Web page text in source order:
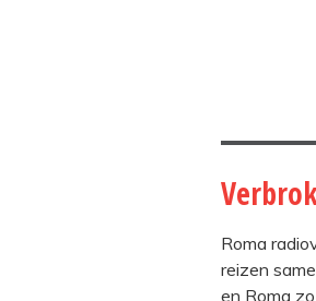
Roma
reizen
en Roma